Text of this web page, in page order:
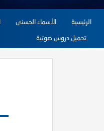
الرئيسية الأسماء الحسنى
تحميل دروس صوتية